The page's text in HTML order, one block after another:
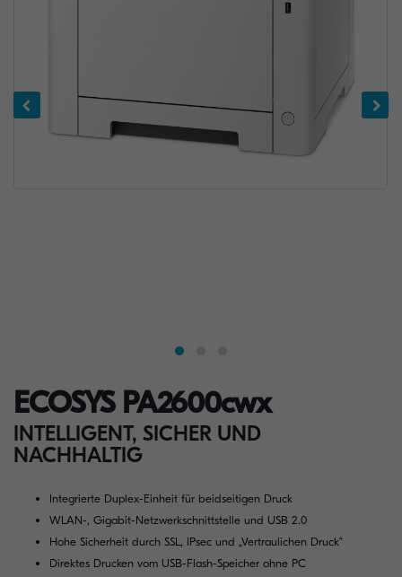
ECOSYS PA2600cwx
INTELLIGENT, SICHER UND
NACHHALTIG
Integrierte Duplex-Einheit für beidseitigen Druck
WLAN-, Gigabit-Netzwerkschnittstelle und USB 2.0
Hohe Sicherheit durch SSL, IPsec und „Vertraulichen Druck“
Direktes Drucken vom USB-Flash-Speicher ohne PC